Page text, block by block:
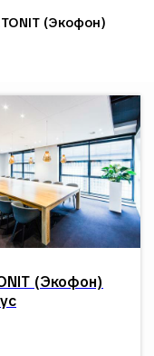
(Экофон)
(Экофон)